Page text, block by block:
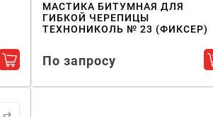
Добавить в корзину
МАСТИКА БИТУМНАЯ ДЛЯ
ГИБКОЙ ЧЕРЕПИЦЫ
ТЕХНОНИКОЛЬ № 23 (ФИКСЕР)
По запросу